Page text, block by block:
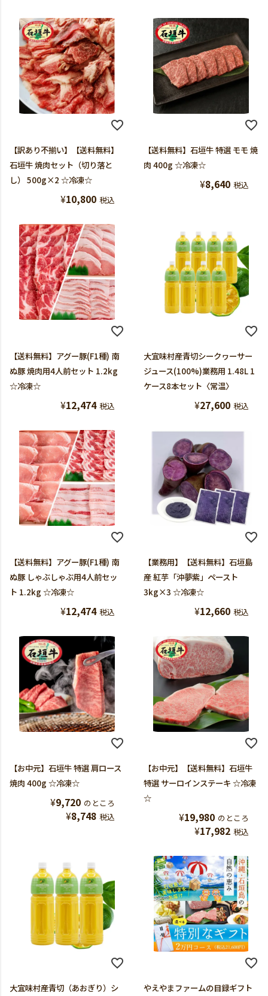
【訳あり不揃い】【送料無料】
石垣牛 焼肉セット（切り落と
し） 500g×2 ☆冷凍☆
¥10,800 税込
【送料無料】石垣牛 特選 モモ 焼
肉 400g ☆冷凍☆
¥8,640 税込
【送料無料】アグー豚(F1種) 南
ぬ豚 焼肉用4人前セット 1.2kg
☆冷凍☆
¥12,474 税込
大宜味村産青切シークヮーサー
ジュース(100%)業務用 1.48L 1
ケース8本セット〈常温〉
¥27,600 税込
【送料無料】アグー豚(F1種) 南
ぬ豚 しゃぶしゃぶ用4人前セッ
ト 1.2kg ☆冷凍☆
¥12,474 税込
【業務用】【送料無料】石垣島
産 紅芋「沖夢紫」ペースト
3kg×3 ☆冷凍☆
¥12,660 税込
【お中元】石垣牛 特選 肩ロース
焼肉 400g ☆冷凍☆
¥9,720 のところ
¥8,748 税込
【お中元】【送料無料】石垣牛
特選 サーロインステーキ ☆冷凍
☆
¥19,980 のところ
¥17,982 税込
大宜味村産青切（あおぎり）シ やえやまファームの目録ギフト